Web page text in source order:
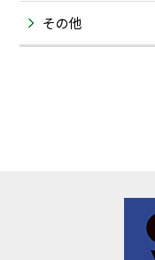
その他